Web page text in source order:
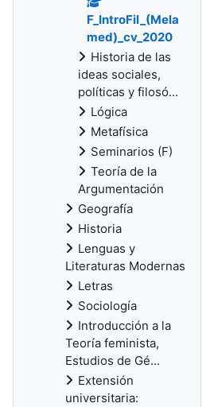
F_IntroFil_(Mela
med)_cv_2020
Historia de las
ideas sociales,
políticas y filosó...
Lógica
Metafísica
Seminarios (F)
Teoría de la
Argumentación
Geografía
Historia
Lenguas y
Literaturas Modernas
Letras
Sociología
Introducción a la
Teoría feminista,
Estudios de Gé...
Extensión
universitaria: